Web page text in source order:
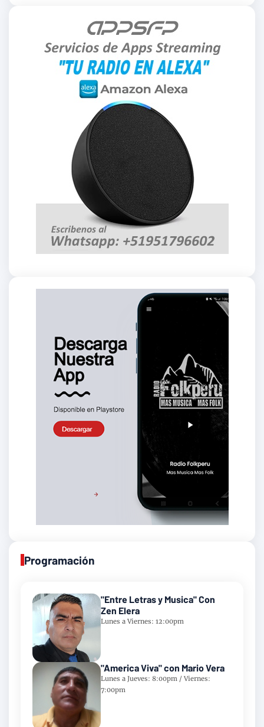
Programación
"Entre Letras y Musica" Con
Zen Elera
Lunes a Viernes: 12:00pm
"America Viva" con Mario Vera
Lunes a Jueves: 8:00pm / Viernes:
7:00pm